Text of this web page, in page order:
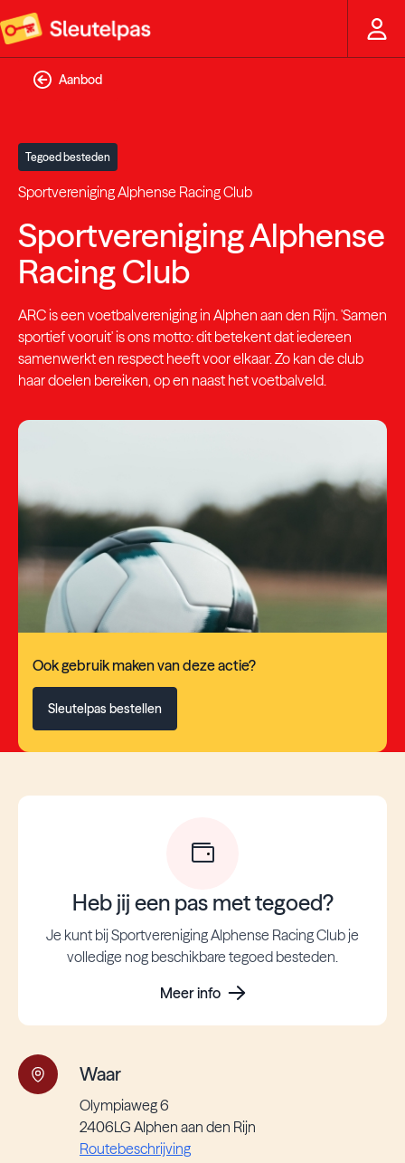
Aanbod
Tegoed besteden
Sportvereniging Alphense Racing Club
Sportvereniging Alphense
Racing Club
ARC is een voetbalvereniging in Alphen aan den Rijn. 'Samen
sportief vooruit' is ons motto: dit betekent dat iedereen
samenwerkt en respect heeft voor elkaar. Zo kan de club
haar doelen bereiken, op en naast het voetbalveld.
Ook gebruik maken van deze actie?
Sleutelpas bestellen
Heb jij een pas met tegoed?
Je kunt bij Sportvereniging Alphense Racing Club je
volledige nog beschikbare tegoed besteden.
Meer info
Waar
Olympiaweg 6
2406LG Alphen aan den Rijn
Routebeschrijving